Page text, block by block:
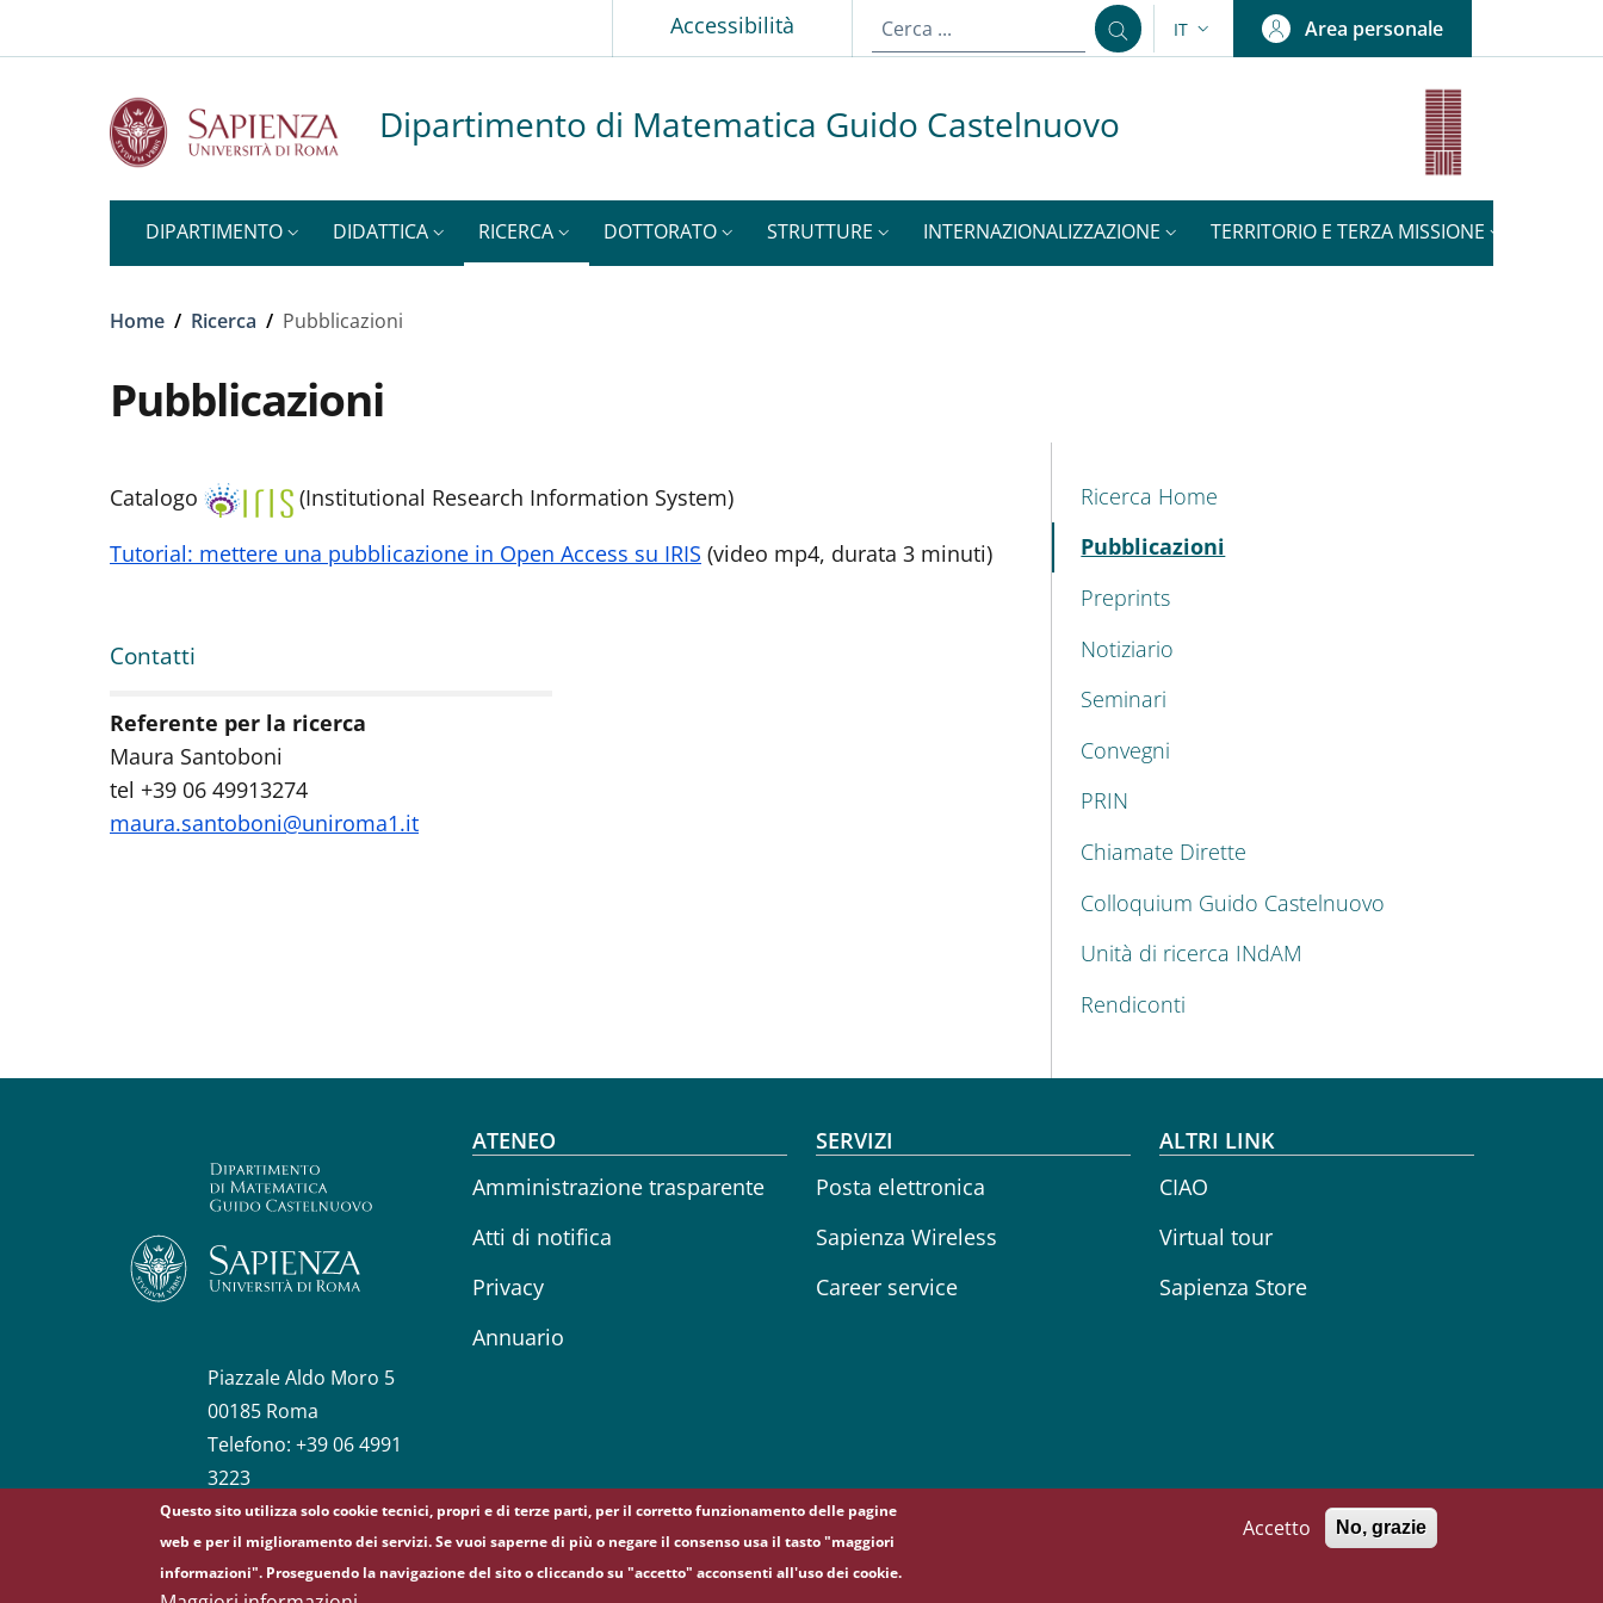
Accessibilità
SELETTORE LINGUA: CURRENT LANGUAGE
IT Area personale
Dipartimento di Matematica Guido Castelnuovo
DIPARTIMENTO DIDATTICA RICERCA DOTTORATO STRUTTURE INTERNAZIONALIZZAZIONE TERRITORIO E TERZA MISSIONE
Briciole di pane
Home / Ricerca / Pubblicazioni
Pubblicazioni
Catalogo
(Institutional Research Information System)
Tutorial: mettere una pubblicazione in Open Access su IRIS (video mp4, durata 3 minuti)
Contatti
Contatti:
Referente per la ricerca
Maura Santoboni
tel +39 06 49913274
maura.santoboni@uniroma1.it
MENU CEV SECOND NAVIGATION
Ricerca Home
Pubblicazioni
Preprints
Notiziario
Seminari
Convegni
PRIN
Chiamate Dirette
Colloquium Guido Castelnuovo
Unità di ricerca INdAM
Rendiconti
Piazzale Aldo Moro 5
00185 Roma
Telefono: +39 06 4991
3223
Footer menu
ATENEO
Amministrazione trasparente
Atti di notifica
Privacy
Annuario
SERVIZI
Posta elettronica
Sapienza Wireless
Career service
ALTRI LINK
CIAO
Virtual tour
Sapienza Store
© Sapienza Università di Roma - Piazzale Aldo Moro 5, 00185 Roma - (+39) 06 49911 - C.F.: 80209930587 - P. Iva: 02133771002
Questo sito utilizza solo cookie tecnici, propri e di terze parti, per il corretto funzionamento delle pagine
web e per il miglioramento dei servizi. Se vuoi saperne di più o negare il consenso usa il tasto "maggiori
informazioni". Proseguendo la navigazione del sito o cliccando su "accetto" acconsenti all'uso dei cookie.
Accetto No, grazie